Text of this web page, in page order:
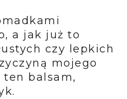
a jak już to
czy lepkich
mojego
balsam,